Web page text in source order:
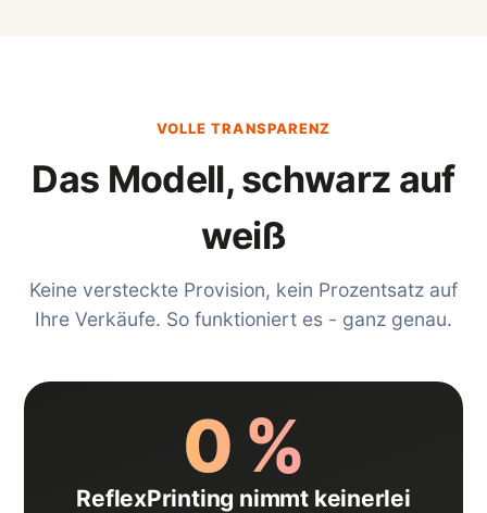
VOLLE TRANSPARENZ
Das Modell, schwarz auf
weiß
Keine versteckte Provision, kein Prozentsatz auf
Ihre Verkäufe. So funktioniert es - ganz genau.
0 %
ReflexPrinting nimmt keinerlei